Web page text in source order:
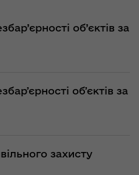
об’єктів за
обʼєктів за
захисту